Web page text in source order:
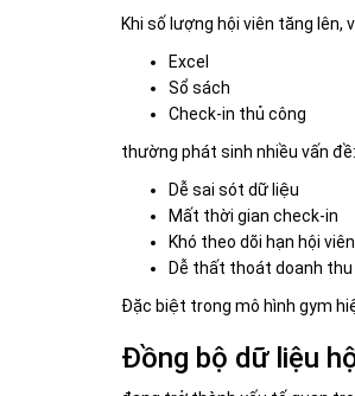
Khi số lượng hội viên tăng lên,
Excel
Sổ sách
Check-in thủ công
thường phát sinh nhiều vấn đề:
Dễ sai sót dữ liệu
Mất thời gian check-in
Khó theo dõi hạn hội viên
Dễ thất thoát doanh thu
Đặc biệt trong mô hình gym
Đồng bộ dữ liệu